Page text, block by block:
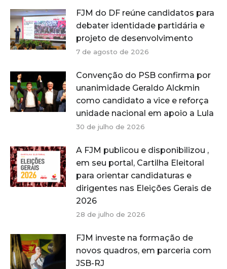
FJM do DF reúne candidatos para
debater identidade partidária e
projeto de desenvolvimento
7 de agosto de 2026
Convenção do PSB confirma por
unanimidade Geraldo Alckmin
como candidato a vice e reforça
unidade nacional em apoio a Lula
30 de julho de 2026
A FJM publicou e disponibilizou ,
em seu portal, Cartilha Eleitoral
para orientar candidaturas e
dirigentes nas Eleições Gerais de
2026
28 de julho de 2026
FJM investe na formação de
novos quadros, em parceria com
JSB-RJ